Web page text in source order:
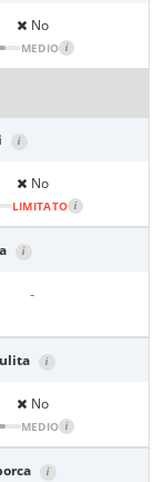
No
MEDIO i
i
No
LIMITATO i
i
-
i
No
MEDIO i
i